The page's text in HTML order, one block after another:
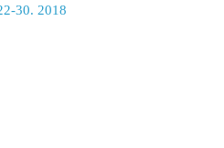
30. 2018